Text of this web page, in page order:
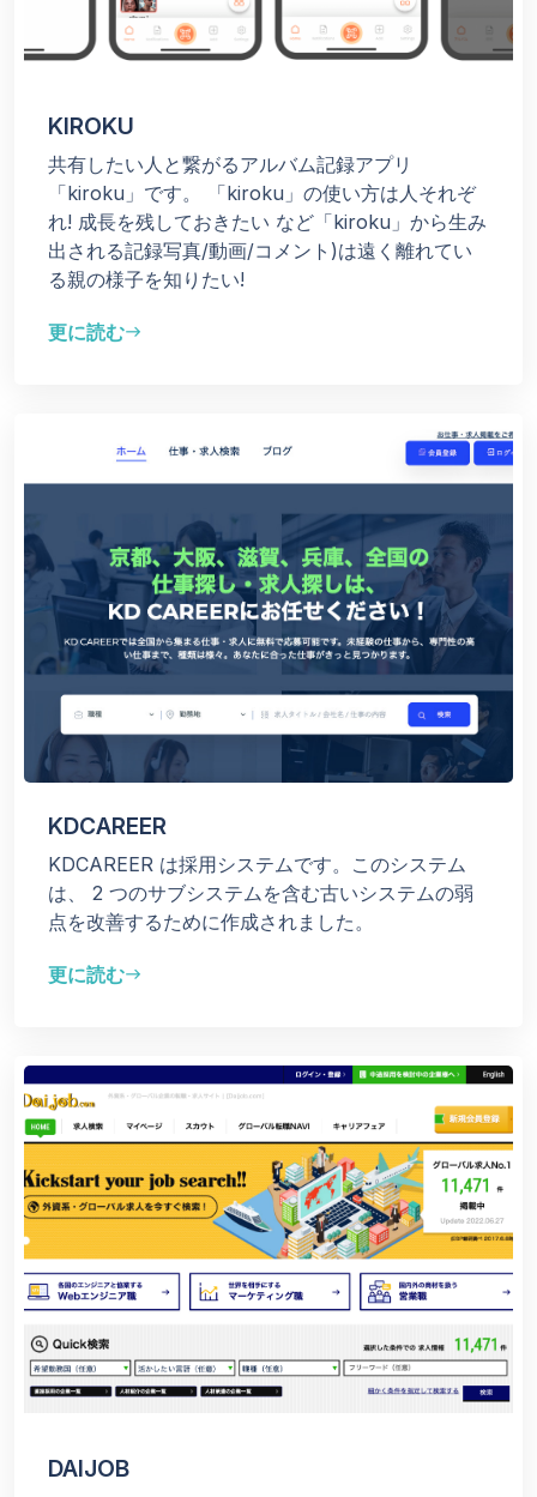
KIROKU
共有したい人と繋がるアルバム記録アプリ
「kiroku」です。 「kiroku」の使い方は人それぞ
れ! 成長を残しておきたい など「kiroku」から生み
出される記録写真/動画/コメント)は遠く離れてい
る親の様子を知りたい!
更に読むeast
KDCAREER
KDCAREER は採用システムです。このシステム
は、 2 つのサブシステムを含む古いシステムの弱
点を改善するために作成されました。
更に読むeast
DAIJOB